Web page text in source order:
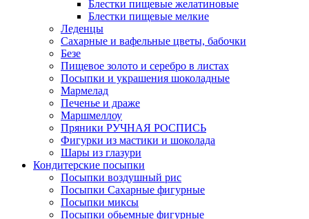
Блестки пищевые желатиновые
Блестки пищевые мелкие
Леденцы
Сахарные и вафельные цветы, бабочки
Безе
Пищевое золото и серебро в листах
Посыпки и украшения шоколадные
Мармелад
Печенье и драже
Маршмеллоу
Пряники РУЧНАЯ РОСПИСЬ
Фигурки из мастики и шоколада
Шары из глазури
Кондитерские посыпки
Посыпки воздушный рис
Посыпки Сахарные фигурные
Посыпки миксы
Посыпки обьемные фигурные